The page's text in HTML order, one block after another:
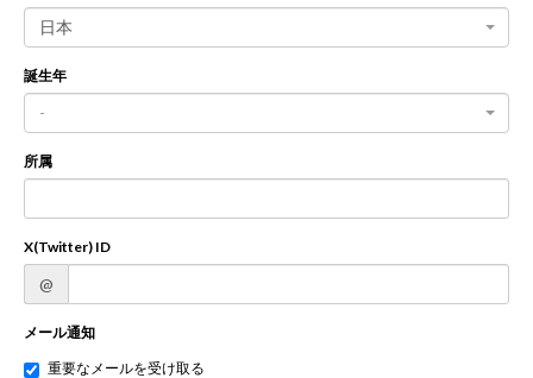
日本
誕生年
-
所属
X(Twitter) ID
@
メール通知
重要なメールを受け取る